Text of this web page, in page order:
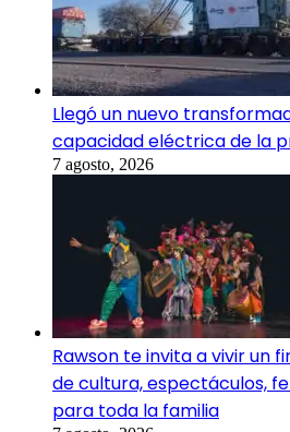
Llegó un nuevo
capacidad eléctrica de la
7 agosto, 2026
Rawson te invita a vivir un
de cultura, espectáculos,
para toda la familia